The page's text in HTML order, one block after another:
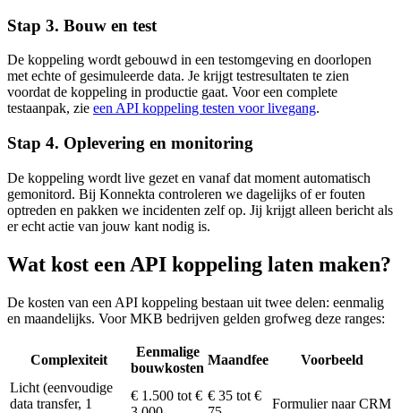
Stap 3. Bouw en test
De koppeling wordt gebouwd in een testomgeving en doorlopen
met echte of gesimuleerde data. Je krijgt testresultaten te zien
voordat de koppeling in productie gaat. Voor een complete
testaanpak, zie een API koppeling testen voor livegang.
Stap 4. Oplevering en monitoring
De koppeling wordt live gezet en vanaf dat moment automatisch
gemonitord. Bij Konnekta controleren we dagelijks of er fouten
optreden en pakken we incidenten zelf op. Jij krijgt alleen bericht als
er echt actie van jouw kant nodig is.
Wat kost een API koppeling laten maken?
De kosten van een API koppeling bestaan uit twee delen: eenmalig
en maandelijks. Voor MKB bedrijven gelden grofweg deze ranges:
Complexiteit
Eenmalige
bouwkosten
Maandfee
Voorbeeld
Licht (eenvoudige
data transfer, 1
€ 1.500 tot € € 35 tot €
Formulier naar CRM